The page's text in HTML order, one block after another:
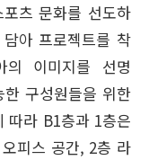
츠 문화를 선도하
아 프로젝트를 착
의 이미지를 선명
구성원들을 위한
따라 B1층과 1층은
피스 공간, 2층 라